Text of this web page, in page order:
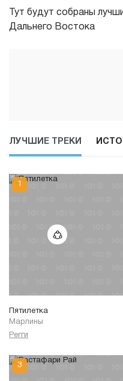
Тут будут собраны
Дальнего Востока
ЛУЧШИЕ ТРЕКИ
Пятилетка
Марлины
Регги